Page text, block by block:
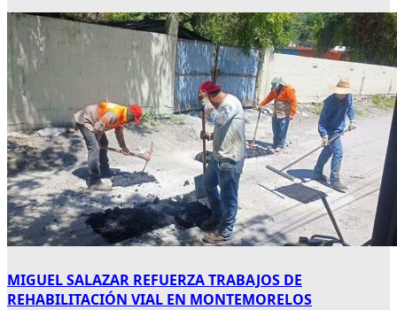
MIGUEL SALAZAR REFUERZA TRABAJOS DE
REHABILITACIÓN VIAL EN MONTEMORELOS